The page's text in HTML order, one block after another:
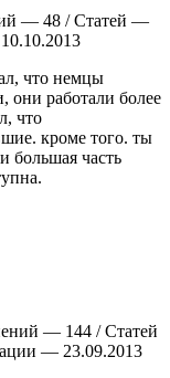
— 48 / Статей —
что немцы
они работали более
что
кроме того. ты
большая часть
— 144 / Статей
— 23.09.2013